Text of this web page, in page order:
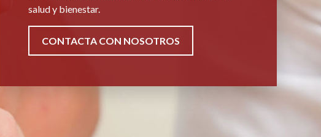
salud y bienestar.
CONTACTA CON NOSOTROS